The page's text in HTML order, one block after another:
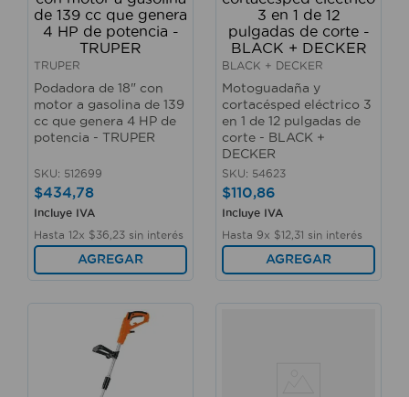
TRUPER
Podadora de 18" con
motor a gasolina de 139
cc que genera 4 HP de
potencia - TRUPER
SKU: 512699
$434,78
Incluye IVA
Hasta 12x $36 23 sin interés
AGREGAR
BLACK + DECKER
Motoguadaña y
cortacésped eléctrico 3
en 1 de 12 pulgadas de
corte - BLACK +
DECKER
SKU: 54623
$110,86
Incluye IVA
Hasta 9x $12 31 sin interés
AGREGAR